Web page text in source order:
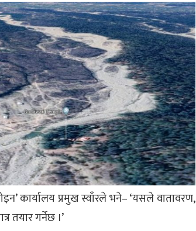
कार्यालय प्रमुख स्वाँरले भने– ‘यसले वातावरण,
तयार गर्नेछ ।’